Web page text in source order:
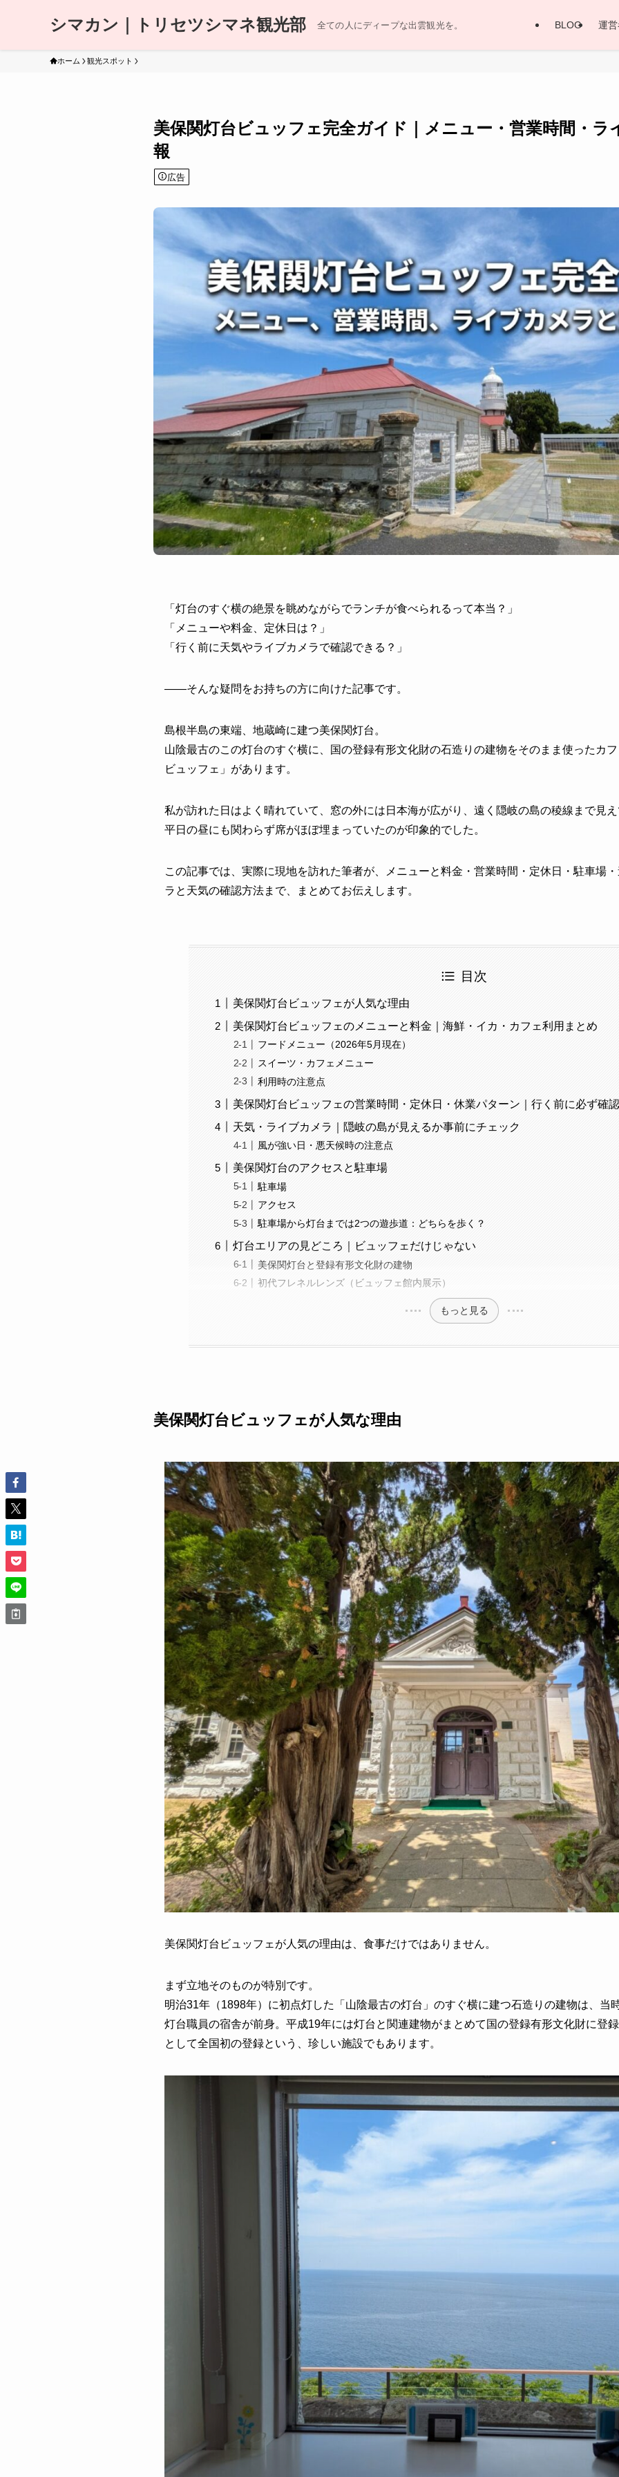
シマカン｜トリセツシマネ観光部 全ての人にディープな出雲観光を。 BLOG 運
ホーム 観光スポット
美保関灯台ビュッフェ完全ガイド｜メニュー・営業時間・ラ
報
広告
「灯台のすぐ横の絶景を眺めながらでランチが食べられるって本当？」
「メニューや料金、定休日は？」
「行く前に天気やライブカメラで確認できる？」
——そんな疑問をお持ちの方に向けた記事です。
島根半島の東端、地蔵崎に建つ美保関灯台。
山陰最古のこの灯台のすぐ横に、国の登録有形文化財の石造りの建物をそのまま使ったカ
ビュッフェ」があります。
私が訪れた日はよく晴れていて、窓の外には日本海が広がり、遠く隠岐の島の稜線まで見
平日の昼にも関わらず席がほぼ埋まっていたのが印象的でした。
この記事では、実際に現地を訪れた筆者が、メニューと料金・営業時間・定休日・駐車場
ラと天気の確認方法まで、まとめてお伝えします。
目次
美保関灯台ビュッフェが人気な理由
美保関灯台ビュッフェのメニューと料金｜海鮮・イカ・カフェ利用まとめ
フードメニュー（2026年5月現在）
スイーツ・カフェメニュー
利用時の注意点
美保関灯台ビュッフェの営業時間・定休日・休業パターン｜行く前に必ず確
天気・ライブカメラ｜隠岐の島が見えるか事前にチェック
風が強い日・悪天候時の注意点
美保関灯台のアクセスと駐車場
駐車場
アクセス
駐車場から灯台までは2つの遊歩道：どちらを歩く？
灯台エリアの見どころ｜ビュッフェだけじゃない
美保関灯台と登録有形文化財の建物
初代フレネルレンズ（ビュッフェ館内展示）
もっと見る
美保関灯台ビュッフェが人気な理由
美保関灯台ビュッフェが人気の理由は、食事だけではありません。
まず立地そのものが特別です。
明治31年（1898年）に初点灯した「山陰最古の灯台」のすぐ横に建つ石造りの建物は、当
灯台職員の宿舎が前身。平成19年には灯台と関連建物がまとめて国の登録有形文化財に登
として全国初の登録という、珍しい施設でもあります。